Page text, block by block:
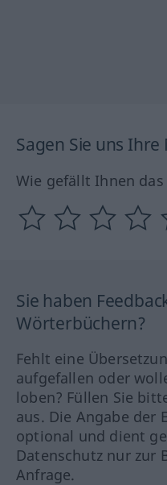
Sagen Sie uns
Wie gefällt Ihnen
Sie haben
Wörterbüchern?
Fehlt eine
aufgefallen oder
loben? Füllen Sie
aus. Die Angabe der
optional und dient
Datenschutz nur zur
Anfrage.